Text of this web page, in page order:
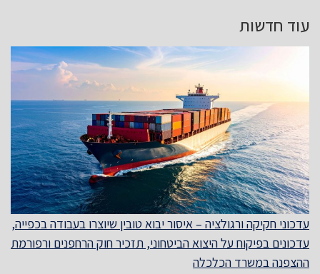
עוד חדשות
עדכוני חקיקה ורגולציה – איסור יבוא טובין שיוצרו בעבודה בכפייה,
עדכונים בפיקוח על היצוא הביטחוני, תזכיר חוק הרחפנים ורפורמת
ההצפנה במשרד הכלכלה